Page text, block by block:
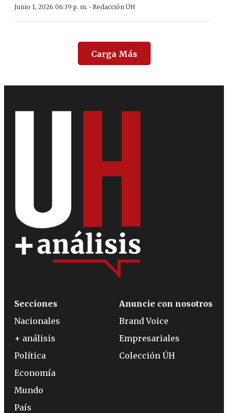
Junio 1, 2026 06:39 p. m. · Redacción ÚH
Carga Más
Secciones
Nacionales
+ análisis
Política
Economía
Mundo
País
Anuncie con nosotros
Brand Voice
Empresariales
Colección ÚH